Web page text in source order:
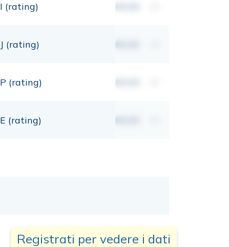
I (rating) 00,00
J (rating) 00,00
P (rating) 00,00
E (rating) 00,00
Registrati per vedere i dati